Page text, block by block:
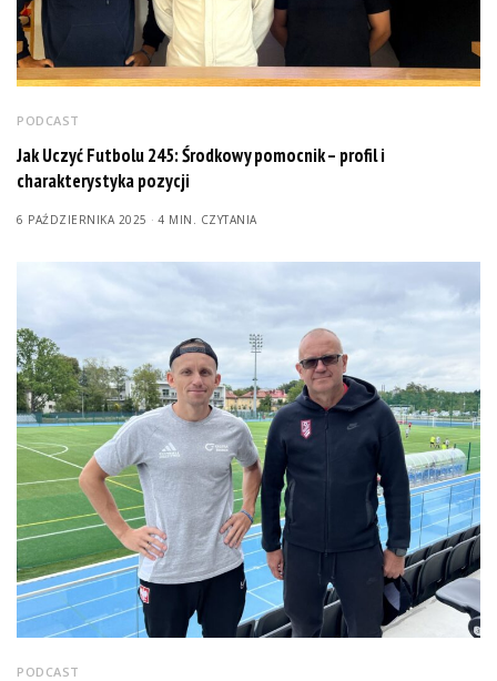
PODCAST
Jak Uczyć Futbolu 245: Środkowy pomocnik – profil i
charakterystyka pozycji
6 PAŹDZIERNIKA 2025 4 MIN. CZYTANIA
PODCAST